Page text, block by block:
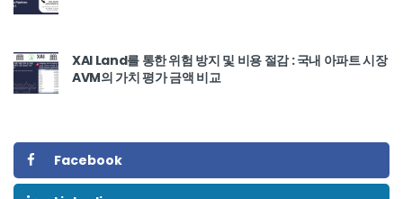
XAI Land를 통한 위험 방지 및 비용 절감 : 국내 아파트 시장
AVM의 가치 평가 금액 비교
Facebook